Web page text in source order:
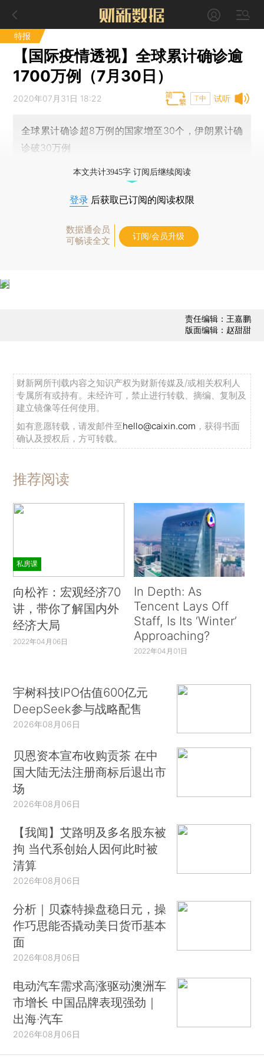
特报
【国际疫情透视】全球累计确诊逾
1700万例（7月30日）
试听
2020年07月31日 18:22 T中
全球累计确诊超8万例的国家增至30个，伊朗累计确
诊破30万例
本文共计3945字 订阅后继续阅读
登录 后获取已订阅的阅读权限
数据通会员
可畅读全文
订阅/会员升级
责任编辑：王嘉鹏
版面编辑：赵甜甜
财新网所刊载内容之知识产权为财新传媒及/或相关权利人
专属所有或持有。未经许可，禁止进行转载、摘编、复制及
建立镜像等任何使用。
如有意愿转载，请发邮件至hello@caixin.com ，获得书面
确认及授权后，方可转载。
推荐阅读
私房课
向松祚：宏观经济70
讲，带你了解国内外
经济大局
2022年04月06日
In Depth: As
Tencent Lays Off
Staff, Is Its ‘Winter’
Approaching?
2022年04月01日
宇树科技IPO估值600亿元
DeepSeek参与战略配售
2026年08月06日
贝恩资本宣布收购贡茶 在中
国大陆无法注册商标后退出市
场
2026年08月06日
【我闻】艾路明及多名股东被
拘 当代系创始人因何此时被
清算
2026年08月06日
分析｜贝森特操盘稳日元，操
作巧思能否撬动美日货币基本
面
2026年08月06日
电动汽车需求高涨驱动澳洲车
市增长 中国品牌表现强劲｜
出海·汽车
2026年08月06日